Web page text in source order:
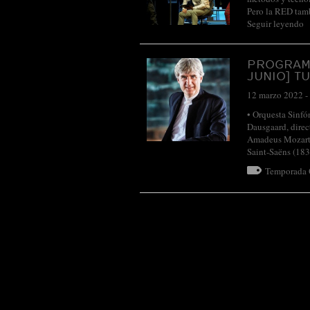
Pero la RED
Seguir leyendo
JUNIO]
12 marzo 2022 -
• Orquesta
Dausgaard,
Amadeus
Saint-Saëns